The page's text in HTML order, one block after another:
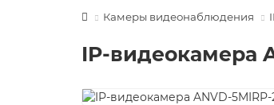
Камеры видеонаблюдения
IP-видеокамера